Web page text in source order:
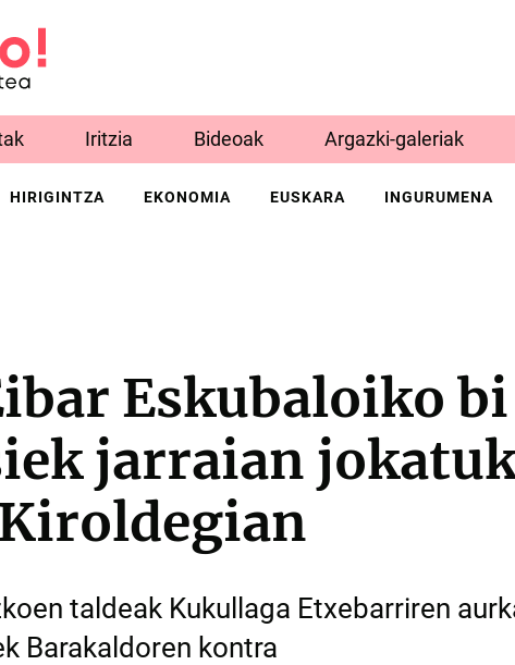
Iritzia Bideoak Argazki-galeriak
HIRIGINTZA EKONOMIA EUSKARA INGURUMENA
Eskubaloiko
jarraian
taldeak Kukullaga Etxebarriren
Barakaldoren kontra